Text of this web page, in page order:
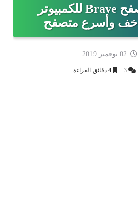
تحميل متصفح Brave للكمبيوتر
أخف وأسرع متصفح
3
4 دقائق القراءة